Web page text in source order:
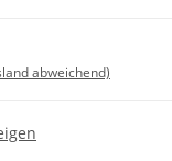
abweichend)